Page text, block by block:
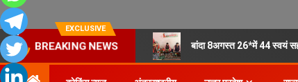
EXCLUSIVE
BREAKING NEWS बांदा 8अगस्त 26*में 44 स्वयं